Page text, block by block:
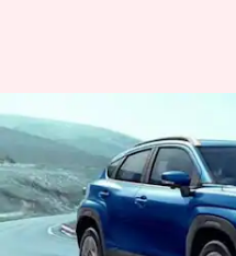
భారతదేశంలో
లాంటి ఇతర
సమర్థవంతమైన
వ్రాసిన వారు Nishkala Sathivada Apr